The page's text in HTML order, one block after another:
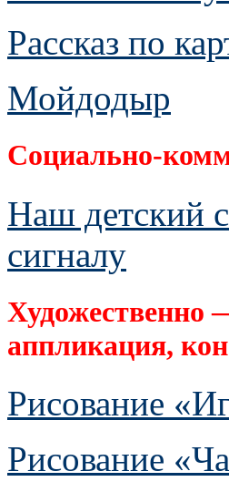
Рассказ по
Мойдодыр
Социально-
Наш детский
сигналу
Художественно
аппликация,
Рисование
Рисование